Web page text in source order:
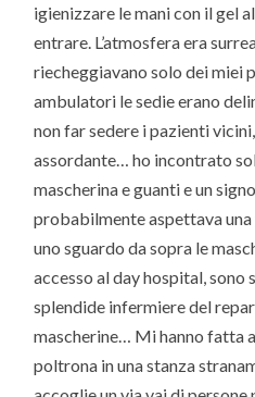
igienizzare le mani con il gel
entrare. L’atmosfera era
riecheggiavano solo dei miei
ambulatori le sedie erano
non far sedere i pazienti
assordante… ho incontrato
mascherina e guanti e un
probabilmente aspettava
uno sguardo da sopra le
accesso al day hospital,
splendide infermiere del
mascherine… Mi hanno fatta
poltrona in una stanza